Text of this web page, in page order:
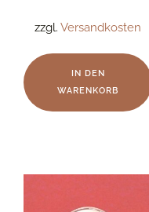
zzgl. Versandkosten
IN DEN
WARENKORB